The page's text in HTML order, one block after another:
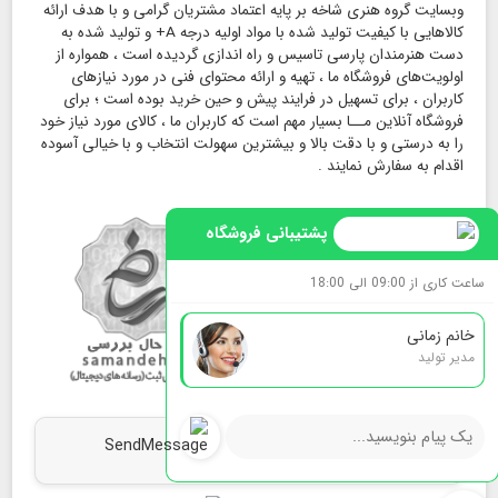
پشتیبانی فروشگاه
ساعت کاری از 09:00 الی 18:00
خانم زمانی
مدیر تولید
وبسایت گروه هنری شاخه بر پایه اعتماد مشتریان گرامی و با هدف ارائه
کالاهایی با کیفیت تولید شده با مواد اولیه درجه A+ و تولید شده به
دست هنرمندان پارسی تاسیس و راه اندازی گردیده است ، همواره از
اولویت‌های فروشگاه ما ، تهیه و ارائه محتوای فنی در مورد نیازهای
کاربران ، برای تسهیل در فرایند پیش و حین خرید بوده است ؛ برای
فروشگاه آنلاین مــا بسیار مهم است که کاربران ما ، کالای مورد نیاز خود
را به درستی و با دقت بالا و بیشترین سهولت انتخاب و با خیالی آسوده
اقدام به سفارش نمایند .
ما را روی نقشه بیابید